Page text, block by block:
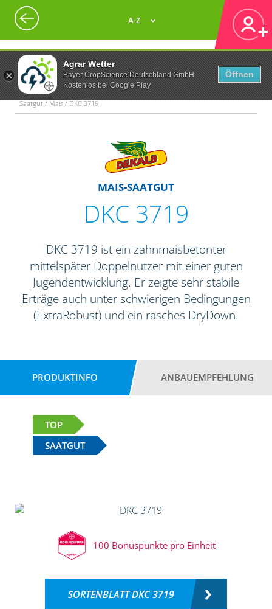
Agrar Wetter
Bayer CropScience Deutschland GmbH
Kostenlos bei Google Play
Öffnen
A-Z
Saatgut / Mais / DKC 3719
MAIS-SAATGUT
DKC 3719
DKC 3719 ist ein zahnmaisbetonter
mittelspäter Doppelnutzer mit einer guten
Jugendentwicklung. Er zeigte sehr stabile
Erträge auch unter schwierigen Bedingungen
(ExtraRobust) und ein rasches DryDown.
PRODUKTINFO ANBAUEMPFEHLUNG
TOP
SAATGUT
100 Bonuspunkte pro Einheit
SORTENBLATT DKC 3719